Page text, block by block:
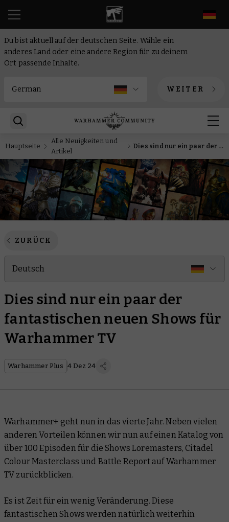
Du bist aktuell auf der deutschen Seite. Wähle ein
anderes Land oder eine andere Region für zu deinem
Ort passende Inhalte.
WEITER
Hauptseite
Alle Neuigkeiten und
Artikel
Dies sind nur ein paar der fantastischen neuen Shows für Warhammer TV
ZURÜCK
Deutsch
Dies sind nur ein paar der
fantastischen neuen Shows für
Warhammer TV
Warhammer Plus 4 Dez 24
Warhammer+ geht nun in das vierte Jahr. Neben vielen
anderen Vorteilen können wir nun auf einen Katalog von
über 100 Episoden für die Shows Loremasters, Citadel
Colour Masterclass und Battle Report auf Warhammer
TV zurückblicken.
Es ist Zeit für ein wenig Veränderung. Diese
fantastischen Shows werden natürlich weiterhin